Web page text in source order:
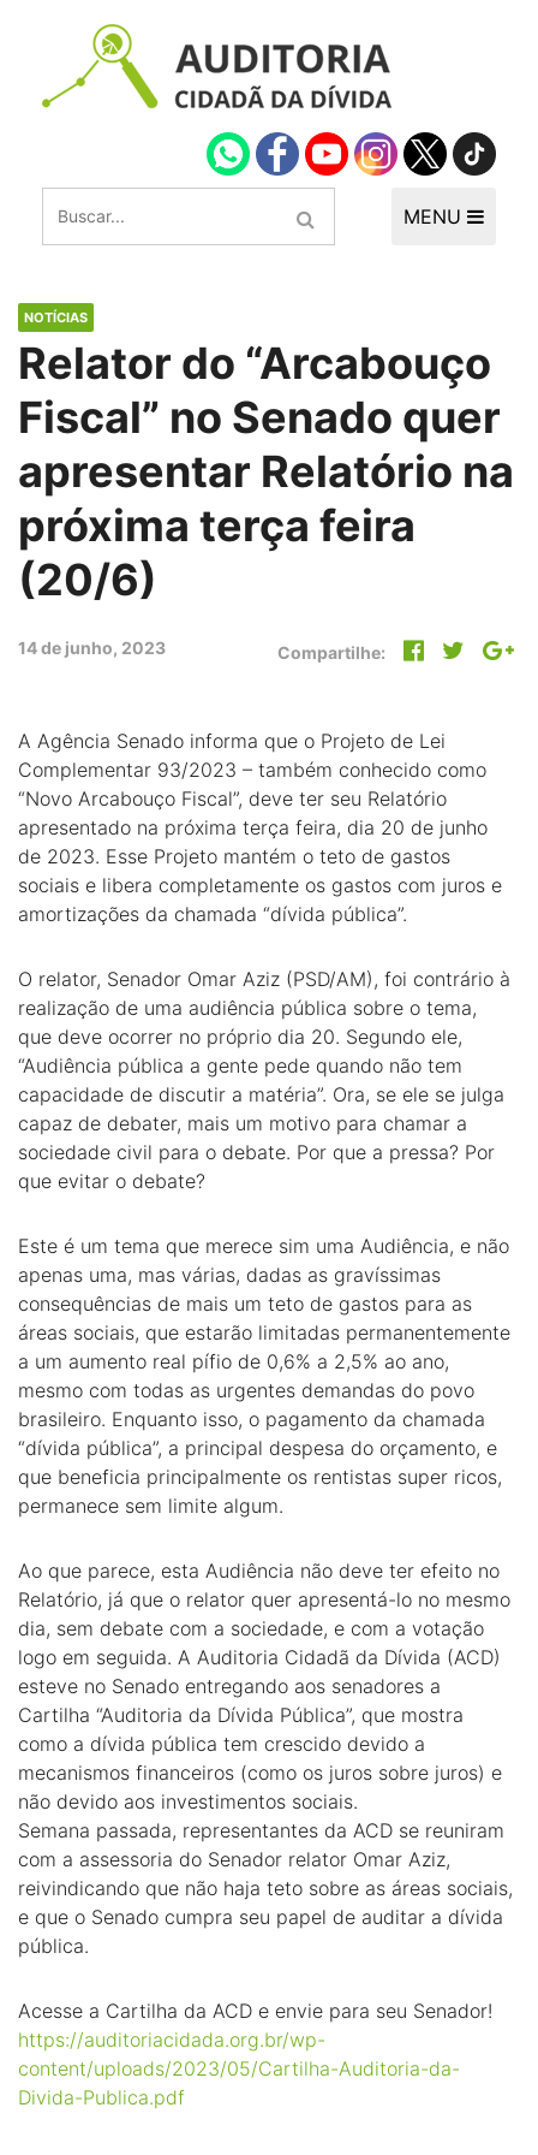
MENU
NOTÍCIAS
Relator do “Arcabouço
Fiscal” no Senado quer
apresentar Relatório na
próxima terça feira
(20/6)
14 de junho, 2023 Compartilhe:
A Agência Senado informa que o Projeto de Lei
Complementar 93/2023 – também conhecido como
“Novo Arcabouço Fiscal”, deve ter seu Relatório
apresentado na próxima terça feira, dia 20 de junho
de 2023. Esse Projeto mantém o teto de gastos
sociais e libera completamente os gastos com juros e
amortizações da chamada “dívida pública”.
O relator, Senador Omar Aziz (PSD/AM), foi contrário à
realização de uma audiência pública sobre o tema,
que deve ocorrer no próprio dia 20. Segundo ele,
“Audiência pública a gente pede quando não tem
capacidade de discutir a matéria”. Ora, se ele se julga
capaz de debater, mais um motivo para chamar a
sociedade civil para o debate. Por que a pressa? Por
que evitar o debate?
Este é um tema que merece sim uma Audiência, e não
apenas uma, mas várias, dadas as gravíssimas
consequências de mais um teto de gastos para as
áreas sociais, que estarão limitadas permanentemente
a um aumento real pífio de 0,6% a 2,5% ao ano,
mesmo com todas as urgentes demandas do povo
brasileiro. Enquanto isso, o pagamento da chamada
“dívida pública”, a principal despesa do orçamento, e
que beneficia principalmente os rentistas super ricos,
permanece sem limite algum.
Ao que parece, esta Audiência não deve ter efeito no
Relatório, já que o relator quer apresentá-lo no mesmo
dia, sem debate com a sociedade, e com a votação
logo em seguida. A Auditoria Cidadã da Dívida (ACD)
esteve no Senado entregando aos senadores a
Cartilha “Auditoria da Dívida Pública”, que mostra
como a dívida pública tem crescido devido a
mecanismos financeiros (como os juros sobre juros) e
não devido aos investimentos sociais.
Semana passada, representantes da ACD se reuniram
com a assessoria do Senador relator Omar Aziz,
reivindicando que não haja teto sobre as áreas sociais,
e que o Senado cumpra seu papel de auditar a dívida
pública.
Acesse a Cartilha da ACD e envie para seu Senador!
https://auditoriacidada.org.br/wp-
content/uploads/2023/05/Cartilha-Auditoria-da-
Divida-Publica.pdf